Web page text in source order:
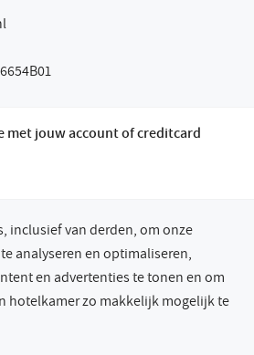
met jouw account of creditcard
inclusief van derden, om onze
analyseren en optimaliseren,
en advertenties te tonen en om
hotelkamer zo makkelijk mogelijk te